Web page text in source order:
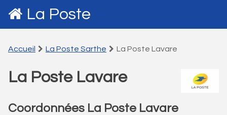
La Poste
Accueil La Poste Sarthe La Poste Lavare
La Poste Lavare
Coordonnées La Poste Lavare